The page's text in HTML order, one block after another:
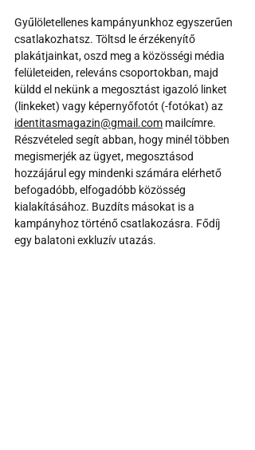
Gyűlöletellenes kampányunkhoz egyszerűen
csatlakozhatsz. Töltsd le érzékenyítő
plakátjainkat, oszd meg a közösségi média
felületeiden, releváns csoportokban, majd
küldd el nekünk a megosztást igazoló linket
(linkeket) vagy képernyőfotót (-fotókat) az
identitasmagazin@gmail.com mailcímre.
Részvételed segít abban, hogy minél többen
megismerjék az ügyet, megosztásod
hozzájárul egy mindenki számára elérhető
befogadóbb, elfogadóbb közösség
kialakításához. Buzdíts másokat is a
kampányhoz történő csatlakozásra. Fődíj
egy balatoni exkluzív utazás.